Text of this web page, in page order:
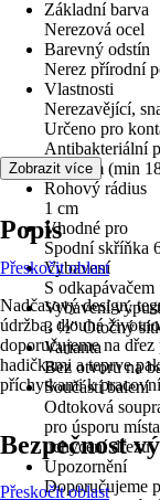
Základní barva
Nerezová ocel
Barevný odstín
Nerez přírodní
Vlastnosti
Nerezavějící,
Určeno pro
Antibakteriální
teplotám (min
Rohový rádius
1 cm
Vhodné pro
Spodní skříňka
Vybavení
S odkapávačem
Vybavení
3 ½" Otočný
Varianta
Bez otvoru na
Součástí balení
Odtoková
pro úsporu
uchycení dřezu
Upozornění
Doporučujeme
Zobrazit více
Popis
Přeskočit oblast
Nadčasový design,
údržba, dlouhá
doporučujeme na
hadičkami a teprve
příchytkami k
Bezpečnost
Přeskočit oblast